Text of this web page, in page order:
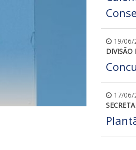
19/06/
DIVISÃO
17/06/